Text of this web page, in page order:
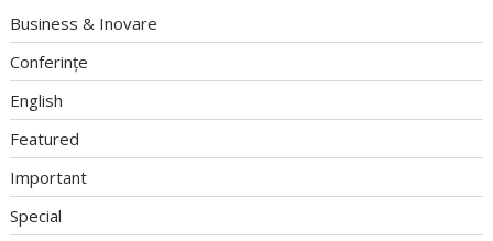
Business & Inovare
Conferințe
English
Featured
Important
Special